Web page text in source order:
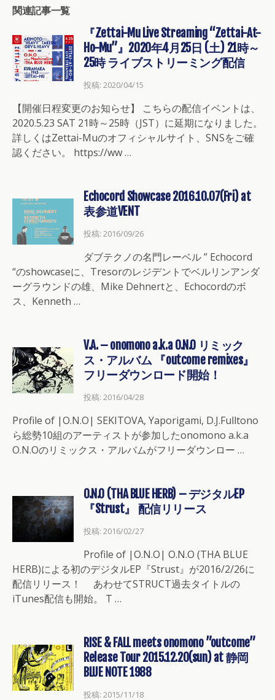
関連記事一覧
『Zettai-Mu Live Streaming “Zettai-At-
Ho-Mu”』2020年4月25日 (土) 21時～
25時 ライブストリーミング配信
投稿: 2020/04/15
【開催日程変更のお知らせ】 こちらの配信イベントは、
2020.5.23 SAT 21時～25時（JST）に延期になりました。
詳しくはZettai-Muのオフィシャルサイト、SNSをご確
認ください。 https://ww …
Echocord Showcase 2016.10.07(Fri) at
表参道VENT
投稿: 2016/09/26
ダブテクノの名門レーベル ” Echocord
“のshowcaseに、Tresorのレジデントでベルリンアンダ
ーグラウンドの雄、Mike Dehnertと、Echocordのボ
ス、Kenneth …
V.A. – onomono a.k.a O.N.O リミック
ス・アルバム 『outcome remixes』
フリーダウンロード開始！
投稿: 2016/04/28
Profile of |O.N.O| SEKITOVA, Yaporigami, D.J.Fulltono
ら総勢10組のアーティストが参加したonomono a.k.a
O.N.Oのリミックス・アルバムがフリーダウンロー …
O.N.O (THA BLUE HERB) – デジタルEP
『Strust』 配信リリース
投稿: 2016/02/27
Profile of |O.N.O| O.N.O (THA BLUE
HERB)による初のデジタルEP『Strust』が2016/2/26に
配信リリース！ あわせてSTRUCT過去タイトルの
iTunes配信も開始。 T …
RISE & FALL meets onomono ”outcome”
Release Tour 2015.12.20(sun) at 静岡
BLUE NOTE 1988
投稿: 2015/11/18